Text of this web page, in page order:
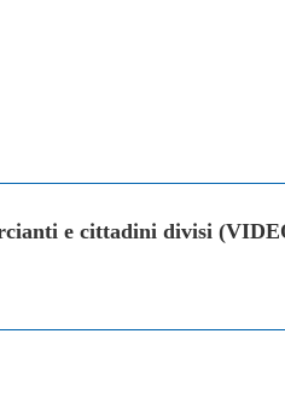
e cittadini divisi